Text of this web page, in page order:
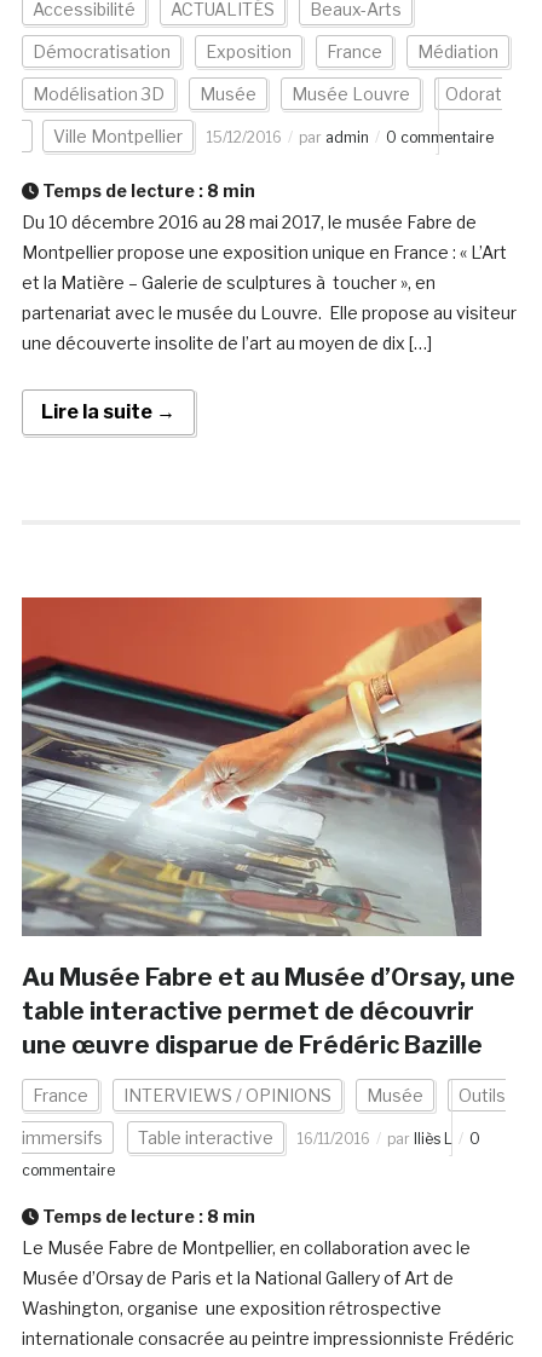
Accessibilité ACTUALITÉS Beaux-Arts
Démocratisation Exposition France Médiation
Modélisation 3D Musée Musée Louvre Odorat
Ville Montpellier 15/12/2016 par admin 0 commentaire
Temps de lecture : 8 min
Du 10 décembre 2016 au 28 mai 2017, le musée Fabre de
Montpellier propose une exposition unique en France : « L’Art
et la Matière – Galerie de sculptures à toucher », en
partenariat avec le musée du Louvre. Elle propose au visiteur
une découverte insolite de l’art au moyen de dix […]
Lire la suite →
Au Musée Fabre et au Musée d’Orsay, une
table interactive permet de découvrir
une œuvre disparue de Frédéric Bazille
France INTERVIEWS / OPINIONS Musée Outils
immersifs Table interactive 16/11/2016 par Iliès L
0
commentaire
Temps de lecture : 8 min
Le Musée Fabre de Montpellier, en collaboration avec le
Musée d’Orsay de Paris et la National Gallery of Art de
Washington, organise une exposition rétrospective
internationale consacrée au peintre impressionniste Frédéric